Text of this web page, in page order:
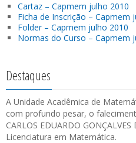
Cartaz – Capmem julho 2010
Ficha de Inscrição – Capmem
Folder – Capmem julho 2010
Normas do Curso – Capmem
Destaques
A Unidade Acadêmica de
com profundo pesar, o
CARLOS EDUARDO
Licenciatura em Matemática.